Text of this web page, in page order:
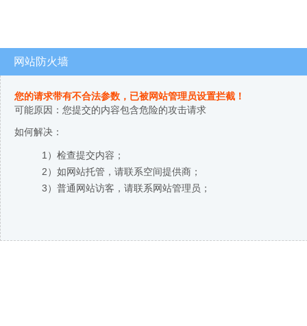
网站防火墙
您的请求带有不合法参数，已被网站管理员设置拦截！
可能原因：您提交的内容包含危险的攻击请求
如何解决：
1）检查提交内容；
2）如网站托管，请联系空间提供商；
3）普通网站访客，请联系网站管理员；